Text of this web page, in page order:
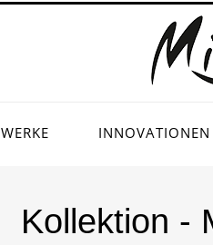
WERKE
Kollektion -